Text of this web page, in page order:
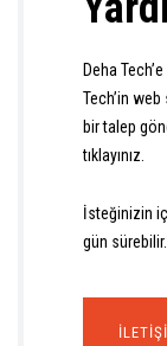
Deha
Tech’in
bir talep
tıklayınız.
İsteğinizin
gün